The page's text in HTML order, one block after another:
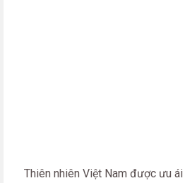
Thiên nhiên Việt Nam được ưu ái